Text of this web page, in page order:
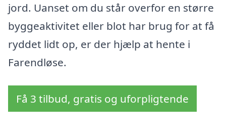
jord. Uanset om du står overfor en større
byggeaktivitet eller blot har brug for at få
ryddet lidt op, er der hjælp at hente i
Farendløse.
Få 3 tilbud, gratis og uforpligtende